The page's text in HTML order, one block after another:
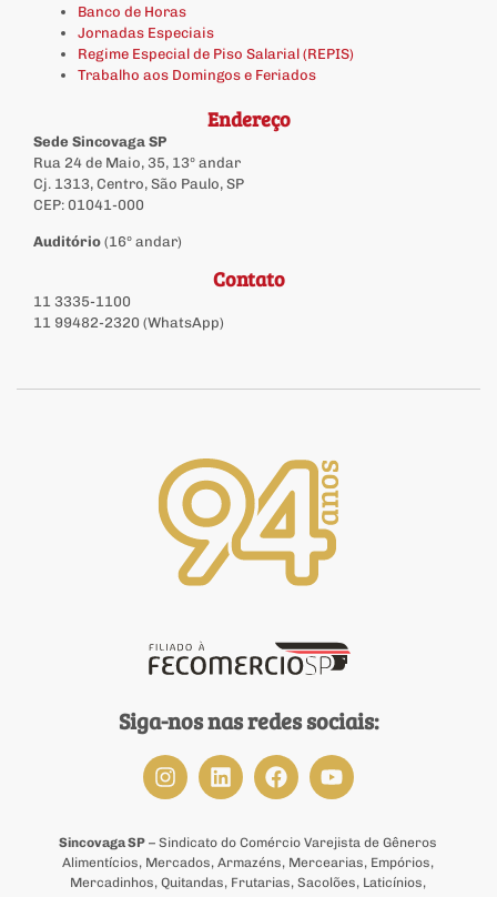
Banco de Horas
Jornadas Especiais
Regime Especial de Piso Salarial (REPIS)
Trabalho aos Domingos e Feriados
Endereço
Sede Sincovaga SP
Rua 24 de Maio, 35, 13º andar
Cj. 1313, Centro, São Paulo, SP
CEP: 01041-000
Auditório (16º andar)
Contato
11 3335-1100
11 99482-2320 (WhatsApp)
Siga-nos nas redes sociais:
Sincovaga SP – Sindicato do Comércio Varejista de Gêneros
Alimentícios, Mercados, Armazéns, Mercearias, Empórios,
Mercadinhos, Quitandas, Frutarias, Sacolões, Laticínios,